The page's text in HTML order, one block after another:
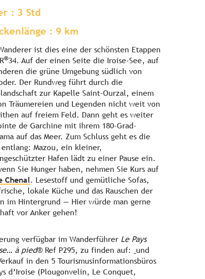
: 3 Std
: 9 km
ist dies eine der schönsten Etappen
®34. Auf der einen Seite die Iroise-See, auf
die grüne Umgebung südlich von
Der Rundweg führt durch die
zur Kapelle Saint-Ourzal, einem
Träumereien und Legenden nicht weit von
auf freiem Feld. Dann geht es weiter
de Garchine mit ihrem 180-Grad-
auf das Meer. Zum Schluss geht es die
entlang: Mazou, ein kleiner,
Hafen lädt zu einer Pause ein.
Sie Hunger haben, nehmen Sie Kurs auf
Chenal. Lesestoff und gemütliche Sofas,
lokale Küche und das Rauschen der
im Hintergrund — Hier würde man gerne
vor Anker gehen!
verfügbar im Wanderführer Le Pays
à pied® Ref P295, zu finden auf:
und
in den 5 Tourismusinformationsbüros
d’Iroise (Plougonvelin, Le Conquet,